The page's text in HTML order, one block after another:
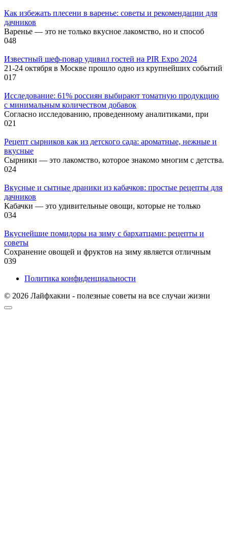
Как избежать плесени в варенье: советы и рекомендации для
дачников
Варенье — это не только вкусное лакомство, но и способ
048
Известный шеф-повар удивил гостей на PIR Expo 2024
21-24 октября в Москве прошло одно из крупнейших событий
017
Исследование: 61% россиян выбирают томатную продукцию
с минимальным количеством добавок
Согласно исследованию, проведенному аналитиками, при
021
Рецепт сырников как из детского сада: ароматные, нежные и
вкусные
Сырники — это лакомство, которое знакомо многим с детства.
024
Вкусные и сытные драники из кабачков: простые рецепты для
дачников
Кабачки — это удивительные овощи, которые не только
034
Вкуснейшие помидоры на зиму с бархатцами: рецепты и
советы
Сохранение овощей и фруктов на зиму является отличным
039
Политика конфиденциальности
© 2026 Лайфхакни - полезные советы на все случаи жизни